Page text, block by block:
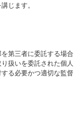
じます。
第三者に委託する場合
扱いを委託された個人
る必要かつ適切な監督